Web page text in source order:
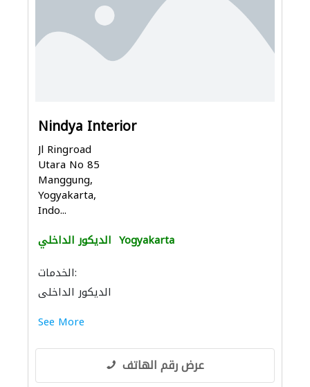
Nindya Interior
Jl Ringroad
Utara No 85
Manggung,
Yogyakarta,
Indo...
الديكور الداخلي Yogyakarta
الخدمات:
الديكور الداخلي
See More
عرض رقم الهاتف